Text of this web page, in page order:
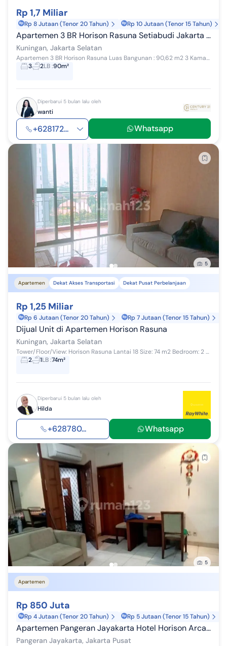
Rp 1,7 Miliar
Rp 8 Jutaan (Tenor 20 Tahun) Rp 10 Jutaan (Tenor 15 Tahun)
Apartemen 3 BR Horison Rasuna Setiabudi Jakarta Selatan
Kuningan, Jakarta Selatan
Apartemen 3 BR Horison Rasuna Luas Bangunan : 90,62 m2 3 Kamar Tidur 2 Kamar Mandi Kmr Mandi ART : 1 Full Furnished HGB AC 4 Unit Akses Parkir Pen...
3
2LB:90m²
Diperbarui 5 bulan lalu oleh
wanti
+628172... Whatsapp
5
Apartemen Dekat Akses Transportasi Dekat Pusat Perbelanjaan
Rp 1,25 Miliar
Rp 6 Jutaan (Tenor 20 Tahun) Rp 7 Jutaan (Tenor 15 Tahun)
Dijual Unit di Apartemen Horison Rasuna
Kuningan, Jakarta Selatan
Tower/Floor/View: Horison Rasuna Lantai 18 Size: 74 m2 Bedroom: 2 Bathroom: 1 Condition: Furnished Facility: Large parking for guests 24-hour secur...
2
1LB:74m²
Diperbarui 5 bulan lalu oleh
Hilda
+628780... Whatsapp
5
Apartemen
Rp 850 Juta
Rp 4 Jutaan (Tenor 20 Tahun) Rp 5 Jutaan (Tenor 15 Tahun)
Apartemen Pangeran Jayakarta Hotel Horison Arcadia Lantai Sedang
Pangeran Jayakarta, Jakarta Pusat